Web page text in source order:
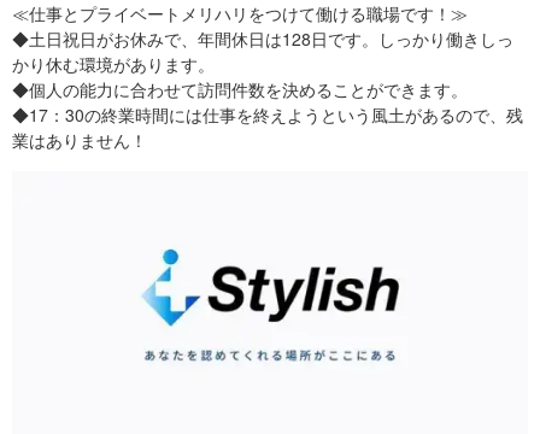
≪仕事とプライベートメリハリをつけて働ける職場です！≫
◆土日祝日がお休みで、年間休日は128日です。しっかり働きしっ
かり休む環境があります。
◆個人の能力に合わせて訪問件数を決めることができます。
◆17：30の終業時間には仕事を終えようという風土があるので、残
業はありません！